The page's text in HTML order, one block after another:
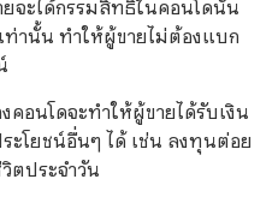
ยจะได้กรรมสิทธิ์ในคอนโดนั้น
ท่านั้น ทำให้ผู้ขายไม่ต้องแบก
งคอนโดจะทำให้ผู้ขายได้รับเงิน
ะโยชน์อื่นๆ ได้ เช่น ลงทุนต่อย
ตประจำวัน